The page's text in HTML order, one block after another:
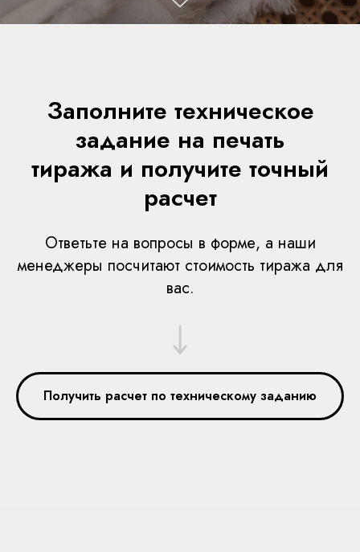
Заполните техническое
задание на печать
тиража и получите точный
расчет
Ответьте на вопросы в форме, а наши
менеджеры посчитают стоимость тиража для
вас.
Получить расчет по техническому заданию